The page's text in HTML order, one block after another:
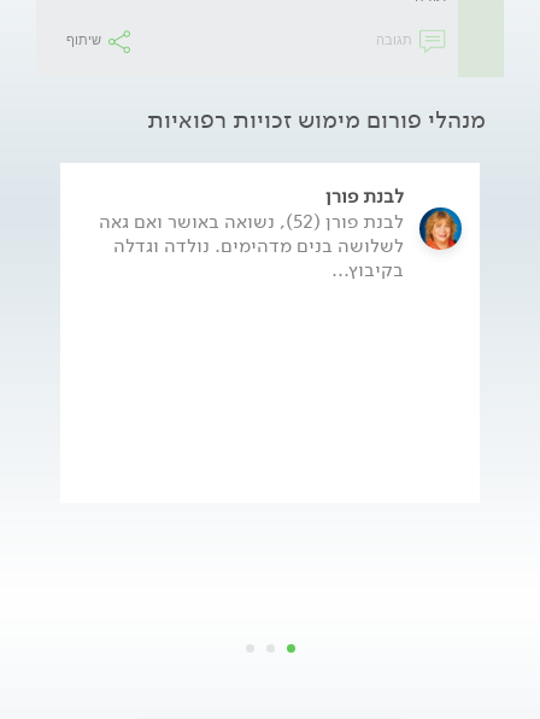
תגובה שיתוף
מנהלי פורום מימוש זכויות רפואיות
לבנת פורן
לבנת פורן (52), נשואה באושר ואם גאה
לשלושה בנים מדהימים. נולדה וגדלה
בקיבוץ...